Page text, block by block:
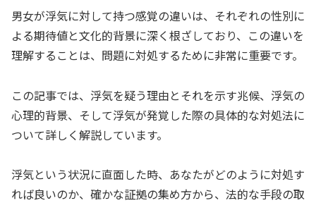
男女が浮気に対して持つ感覚の違いは、それぞれの性別に
よる期待値と文化的背景に深く根ざしており、この違いを
理解することは、問題に対処するために非常に重要です。
この記事では、浮気を疑う理由とそれを示す兆候、浮気の
心理的背景、そして浮気が発覚した際の具体的な対処法に
ついて詳しく解説しています。
浮気という状況に直面した時、あなたがどのように対処す
れば良いのか、確かな証拠の集め方から、法的な手段の取